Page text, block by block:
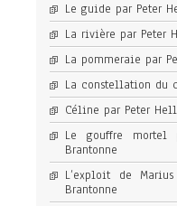
Le guide par Peter
La rivière par Peter
La pommeraie par
La constellation du
Céline par Peter
Le gouffre
Brantonne
L’exploit de
Brantonne